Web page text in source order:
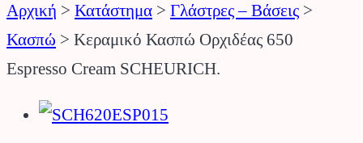
Αρχική > Κατάστημα > Γλάστρες – Βάσεις >
Κασπώ > Κεραμικό Κασπώ Ορχιδέας 650
Espresso Cream SCHEURICH.